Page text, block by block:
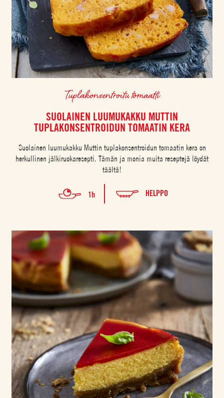
Tuplakonsentroitu tomaatti
SUOLAINEN LUUMUKAKKU MUTTIN
TUPLAKONSENTROIDUN TOMAATIN KERA
Suolainen luumukakku Muttin tuplakonsentroidun tomaatin kera on
herkullinen jälkiruokaresepti. Tämän ja monia muita reseptejä löydät
täältä!
1h HELPPO